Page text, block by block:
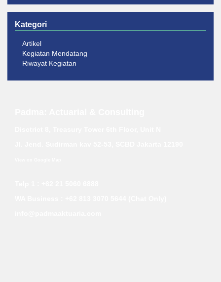
Kategori
Artikel
Kegiatan Mendatang
Riwayat Kegiatan